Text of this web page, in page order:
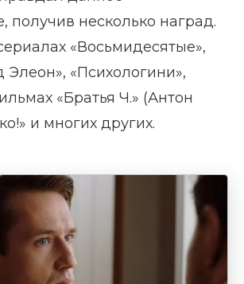
получив несколько наград.
«Восьмидесятые»,
Элеон», «Психологини»,
«Братья Ч.» (Антон
и многих других.